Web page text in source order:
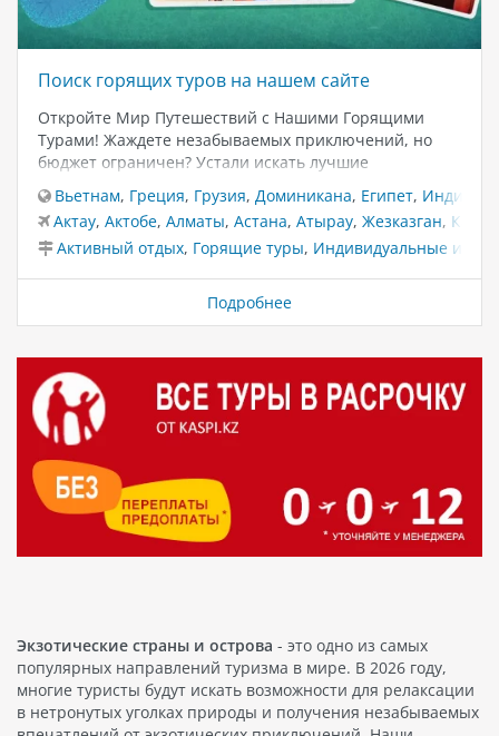
Поиск горящих туров на нашем сайте
Откройте Мир Путешествий с Нашими Горящими
Турами! Жаждете незабываемых приключений, но
бюджет ограничен? Устали искать лучшие
путешествие доступным и захватывающим! На нашем
сайте вы найдете эксклюзивные горящие туры по
самым популярным направлениям. Мы предлагаем
стоимостью, чтобы ваше путешествие стало не только
запоминающимся, но и экономичным. Путешествуйте
Алматы, Астана, Атырау, Караганда, Шымкент,
Актобе, Актау Египет горящие туры из Алматы,
Астана, Костанай, Актобе, Петропавловск, Уральск
Вьетнам горящие туры из Алматы, Астана, Тараз
Таиланд горящие туры из Алматы, Астана, Атырау,
Костанай, Актау, Актобе ОАЭ…
Вьетнам, Греция, Грузия, Доминикана, Египет, Индия
Актау, Актобе, Алматы, Астана, Атырау, Жезказган,
Активный отдых, Горящие туры, Индивидуальные и VIP
Подробнее
Экзотические страны и острова - это одно из самых
популярных направлений туризма в мире. В 2026 году,
многие туристы будут искать возможности для релаксации
в нетронутых уголках природы и получения незабываемых